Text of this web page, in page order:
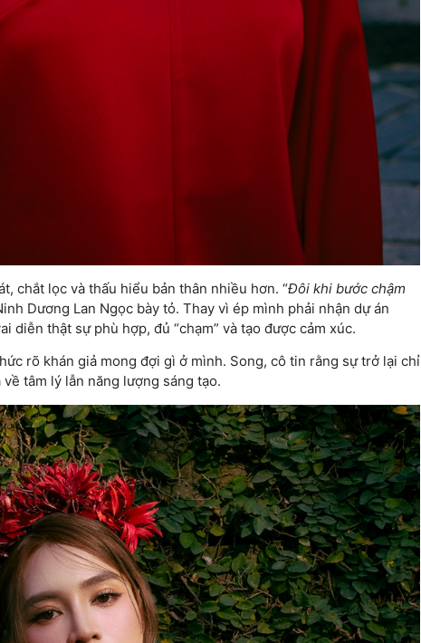
chắt lọc và thấu hiểu bản thân nhiều hơn. “Đôi khi bước chậm
Dương Lan Ngọc bày tỏ. Thay vì ép mình phải nhận dự án
diễn thật sự phù hợp, đủ “chạm” và tạo được cảm xúc.
rõ khán giả mong đợi gì ở mình. Song, cô tin rằng sự trở lại chỉ
tâm lý lẫn năng lượng sáng tạo.